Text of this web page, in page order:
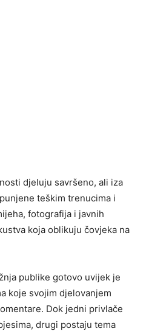
djeluju savršeno, ali iza
teškim trenucima i
fotografija i javnih
koja oblikuju čovjeka na
publike gotovo uvijek je
koje svojim djelovanjem
Dok jedni privlače
drugi postaju tema